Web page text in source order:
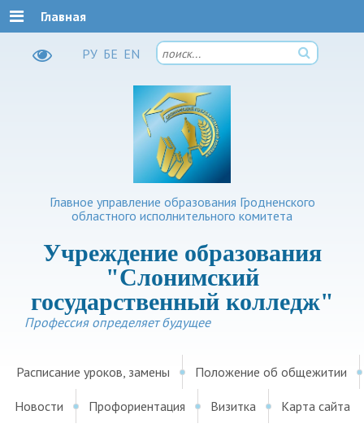
РУ БЕ EN
Главное управление образования Гродненского
областного исполнительного комитета
Учреждение образования
"Слонимский
государственный колледж"
Профессия определяет будущее
Главная
Расписание уроков, замены Положение об общежитии
Новости Профориентация Визитка Карта сайта